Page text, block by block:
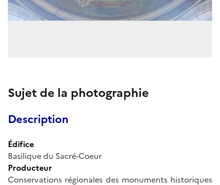
Sujet de la photographie
Description
Édifice
Basilique du Sacré-Coeur
Producteur
Conservations régionales des monuments historiques